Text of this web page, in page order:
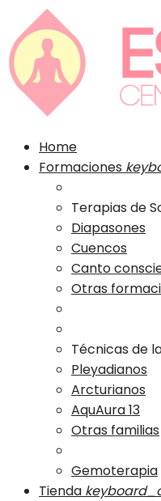
Home
Formaciones
Terapias de
Diapasones
Cuencos
Canto
Otras
Técnicas de
Pleyadianos
Arcturianos
AquAura 13
Otras familias
Gemoterapia
Tienda